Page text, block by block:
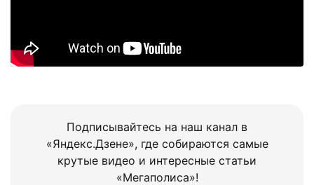
Подписывайтесь на наш канал в
«Яндекс.Дзене», где собираются самые
крутые видео и интересные статьи
«Мегаполиса»!